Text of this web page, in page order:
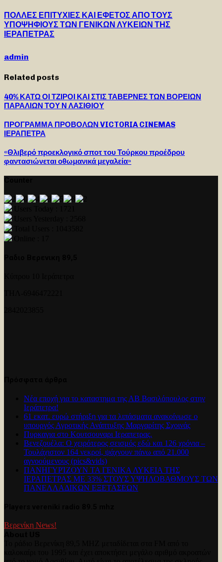
ΠΟΛΛΕΣ ΕΠΙΤΥΧΙΕΣ ΚΑΙ ΕΦΕΤΟΣ ΑΠΟ ΤΟΥΣ
ΥΠΟΨΗΦΙΟΥΣ ΤΩΝ ΓΕΝΙΚΩΝ ΛΥΚΕΙΩΝ ΤΗΣ
ΙΕΡΑΠΕΤΡΑΣ
admin
Related posts
40% ΚΑΤΩ ΟΙ ΤΖΙΡΟΙ ΚΑΙ ΣΤΙΣ ΤΑΒΕΡΝΕΣ ΤΩΝ ΒΟΡΕΙΩΝ
ΠΑΡΑΛΙΩΝ ΤΟΥ Ν ΛΑΣΙΘΙΟΥ
ΠΡΟΓΡΑΜΜΑ ΠΡΟΒΟΛΩΝ VICTORIA CINEMAS
ΙΕΡΑΠΕΤΡΑ
«Θλιβερό προεκλογικό σποτ του Τούρκου προέδρου
φαντασιώνεται οθωμανικά μεγαλεία»
Νέα εποχή για το καταστημα της ΑΒ Βασιλόπουλος στην
Ιεράπετρα!
61 εκατ. ευρώ στήριξη για τα λιπάσματα ανακοίνωσε ο
υπουργός Αγροτικής Ανάπτυξης Μαργαρίτης Σχοινάς
Πυρκαγια στο Κουτσουναρι Ιεραπετρας.
Βενεζουέλα: Ο χειρότερος σεισμός εδώ και 126 χρόνια –
Τουλάχιστον 164 νεκροί, ψάχνουν πάνω από 21.000
αγνοούμενους (pics&vids)
ΠΑΝΗΓΥΡΊΖΟΥΝ ΤΑ ΓΕΝΙΚΑ ΛΥΚΕΙΑ ΤΗΣ
ΙΕΡΑΠΕΤΡΑΣ ΜΕ 33% ΣΤΟΥΣ ΥΨΗΛΟΒΑΘΜΟΥΣ ΤΩΝ
ΠΑΝΕΛΛΑΔΙΚΩΝ ΕΞΕΤΑΣΕΩΝ
Βερενίκη News!